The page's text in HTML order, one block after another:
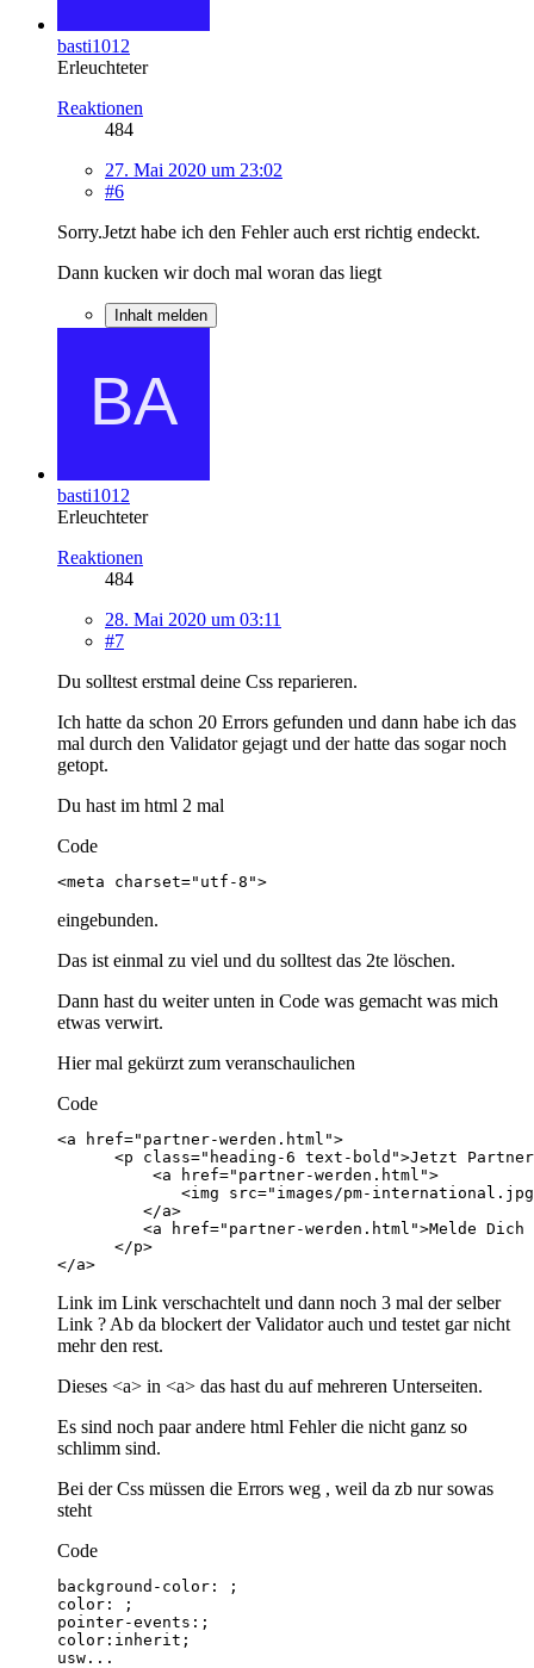
basti1012
Erleuchteter
Reaktionen
484
27. Mai 2020 um 23:02
#6
Sorry.Jetzt habe ich den Fehler auch erst richtig endeckt.
Dann kucken wir doch mal woran das liegt
Inhalt melden
basti1012
Erleuchteter
Reaktionen
484
28. Mai 2020 um 03:11
#7
Du solltest erstmal deine Css reparieren.
Ich hatte da schon 20 Errors gefunden und dann habe ich das
mal durch den Validator gejagt und der hatte das sogar noch
getopt.
Du hast im html 2 mal
Code
<meta charset="utf-8">
eingebunden.
Das ist einmal zu viel und du solltest das 2te löschen.
Dann hast du weiter unten in Code was gemacht was mich
etwas verwirt.
Hier mal gekürzt zum veranschaulichen
Code
</a>
Link im Link verschachtelt und dann noch 3 mal der selber
Link ? Ab da blockert der Validator auch und testet gar nicht
mehr den rest.
Dieses <a> in <a> das hast du auf mehreren Unterseiten.
Es sind noch paar andere html Fehler die nicht ganz so
schlimm sind.
Bei der Css müssen die Errors weg , weil da zb nur sowas
steht
Code
usw...